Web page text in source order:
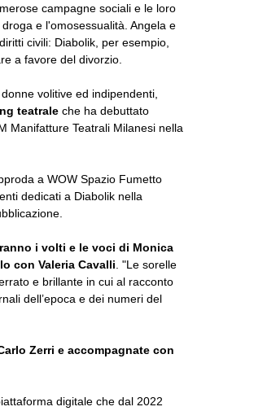
campagne sociali e le loro
e l'omosessualità. Angela e
civili: Diabolik, per esempio,
a favore del divorzio.
volitive ed indipendenti,
teatrale che ha debuttato
Manifatture Teatrali Milanesi nella
a WOW Spazio Fumetto
dedicati a Diabolik nella
i volti e le voci di Monica
con Valeria Cavalli . "Le sorelle
e brillante in cui al racconto
dell’epoca e dei numeri del
Zerri e accompagnate con
digitale che dal 2022